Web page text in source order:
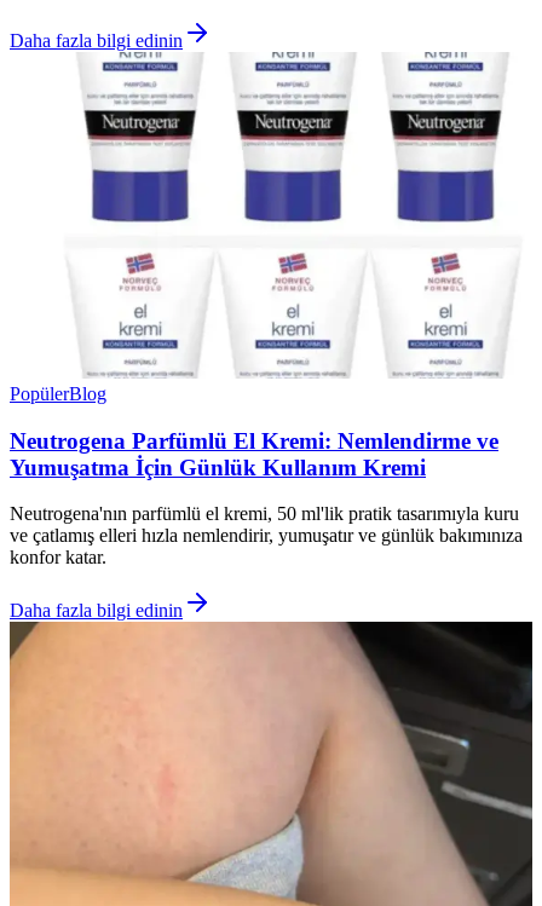
Daha fazla bilgi edinin
PopülerBlog
Neutrogena Parfümlü El Kremi: Nemlendirme ve
Yumuşatma İçin Günlük Kullanım Kremi
Neutrogena'nın parfümlü el kremi, 50 ml'lik pratik tasarımıyla kuru
ve çatlamış elleri hızla nemlendirir, yumuşatır ve günlük bakımınıza
konfor katar.
Daha fazla bilgi edinin